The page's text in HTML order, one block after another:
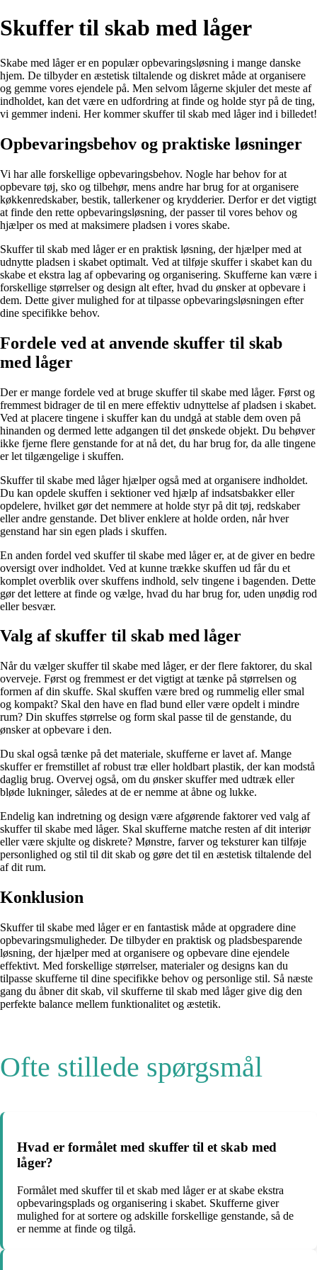
Skuffer til skab med låger
Skabe med låger er en populær opbevaringsløsning i mange danske
hjem. De tilbyder en æstetisk tiltalende og diskret måde at organisere
og gemme vores ejendele på. Men selvom lågerne skjuler det meste af
indholdet, kan det være en udfordring at finde og holde styr på de ting,
vi gemmer indeni. Her kommer skuffer til skab med låger ind i billedet!
Opbevaringsbehov og praktiske løsninger
Vi har alle forskellige opbevaringsbehov. Nogle har behov for at
opbevare tøj, sko og tilbehør, mens andre har brug for at organisere
køkkenredskaber, bestik, tallerkener og krydderier. Derfor er det vigtigt
at finde den rette opbevaringsløsning, der passer til vores behov og
hjælper os med at maksimere pladsen i vores skabe.
Skuffer til skab med låger er en praktisk løsning, der hjælper med at
udnytte pladsen i skabet optimalt. Ved at tilføje skuffer i skabet kan du
skabe et ekstra lag af opbevaring og organisering. Skufferne kan være i
forskellige størrelser og design alt efter, hvad du ønsker at opbevare i
dem. Dette giver mulighed for at tilpasse opbevaringsløsningen efter
dine specifikke behov.
Fordele ved at anvende skuffer til skab
med låger
Der er mange fordele ved at bruge skuffer til skabe med låger. Først og
fremmest bidrager de til en mere effektiv udnyttelse af pladsen i skabet.
Ved at placere tingene i skuffer kan du undgå at stable dem oven på
hinanden og dermed lette adgangen til det ønskede objekt. Du behøver
ikke fjerne flere genstande for at nå det, du har brug for, da alle tingene
er let tilgængelige i skuffen.
Skuffer til skabe med låger hjælper også med at organisere indholdet.
Du kan opdele skuffen i sektioner ved hjælp af indsatsbakker eller
opdelere, hvilket gør det nemmere at holde styr på dit tøj, redskaber
eller andre genstande. Det bliver enklere at holde orden, når hver
genstand har sin egen plads i skuffen.
En anden fordel ved skuffer til skabe med låger er, at de giver en bedre
oversigt over indholdet. Ved at kunne trække skuffen ud får du et
komplet overblik over skuffens indhold, selv tingene i bagenden. Dette
gør det lettere at finde og vælge, hvad du har brug for, uden unødig rod
eller besvær.
Valg af skuffer til skab med låger
Når du vælger skuffer til skabe med låger, er der flere faktorer, du skal
overveje. Først og fremmest er det vigtigt at tænke på størrelsen og
formen af din skuffe. Skal skuffen være bred og rummelig eller smal
og kompakt? Skal den have en flad bund eller være opdelt i mindre
rum? Din skuffes størrelse og form skal passe til de genstande, du
ønsker at opbevare i den.
Du skal også tænke på det materiale, skufferne er lavet af. Mange
skuffer er fremstillet af robust træ eller holdbart plastik, der kan modstå
daglig brug. Overvej også, om du ønsker skuffer med udtræk eller
bløde lukninger, således at de er nemme at åbne og lukke.
Endelig kan indretning og design være afgørende faktorer ved valg af
skuffer til skabe med låger. Skal skufferne matche resten af dit interiør
eller være skjulte og diskrete? Mønstre, farver og teksturer kan tilføje
personlighed og stil til dit skab og gøre det til en æstetisk tiltalende del
af dit rum.
Konklusion
Skuffer til skabe med låger er en fantastisk måde at opgradere dine
opbevaringsmuligheder. De tilbyder en praktisk og pladsbesparende
løsning, der hjælper med at organisere og opbevare dine ejendele
effektivt. Med forskellige størrelser, materialer og designs kan du
tilpasse skufferne til dine specifikke behov og personlige stil. Så næste
gang du åbner dit skab, vil skufferne til skab med låger give dig den
perfekte balance mellem funktionalitet og æstetik.
Ofte stillede spørgsmål
Hvad er formålet med skuffer til et skab med
låger?
Formålet med skuffer til et skab med låger er at skabe ekstra
opbevaringsplads og organisering i skabet. Skufferne giver
mulighed for at sortere og adskille forskellige genstande, så de
er nemme at finde og tilgå.